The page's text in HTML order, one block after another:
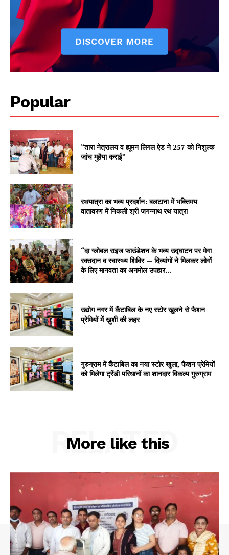
Popular
“तारा नेत्रालय व ह्यूमन लिगल ऐड ने 257 को निशुल्क
जांच मुहैया कराई”
रथयात्रा का भव्य प्रदर्शन: बलटाना में भक्तिमय
वातावरण में निकली श्री जगन्नाथ रथ यात्रा
“दा ग्लोबल राइज फाउंडेशन के भव्य उद्घाटन पर मेगा
रक्तदान व स्वास्थ्य शिविर — दिव्यांगों ने मिलकर लोगों
के लिए मानवता का अनमोल उपहार...
उद्योग नगर में कैंटाबिल के नए स्टोर खुलने से फैशन
प्रेमियों में ख़ुशी की लहर
गुरुग्राम में कैंटाबिल का नया स्टोर खुला, फैशन प्रेमियों
को मिलेगा ट्रेंडी परिधानों का शानदार विकल्प गुरुग्राम
More like this
RELATED